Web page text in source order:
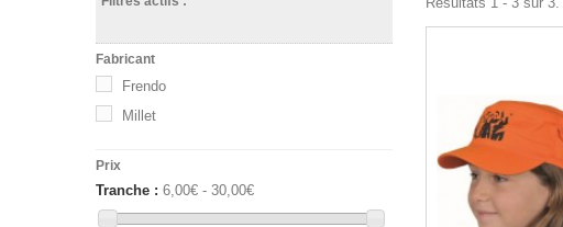
Fabricant
Frendo
Millet
Prix
Tranche : 6,00€ - 30,00€